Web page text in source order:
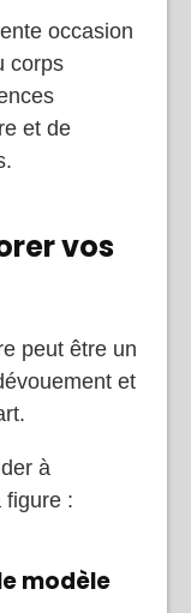
occasion
corps
et de
vos
peut être un
et
à
figure :
modèle